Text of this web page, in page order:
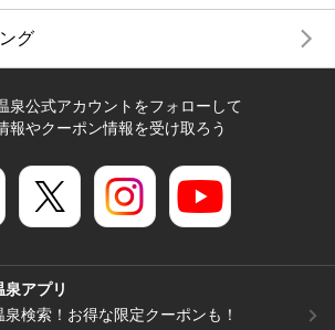
グ
泉公式アカウントをフォローして
報やクーポン情報を受け取ろう
泉アプリ
検索！お得な限定クーポンも！